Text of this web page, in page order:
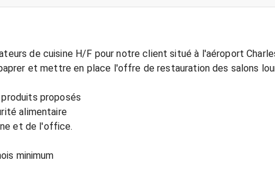
de cuisine H/F pour notre client situé à l'aéroport
et mettre en place l'offre de restauration des salons
proposés
alimentaire
et de l'office.
minimum